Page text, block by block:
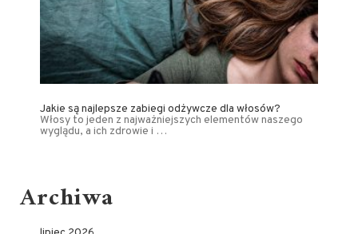
Jakie są najlepsze zabiegi odżywcze dla włosów?
Włosy to jeden z najważniejszych elementów naszego
wyglądu, a ich zdrowie i …
Archiwa